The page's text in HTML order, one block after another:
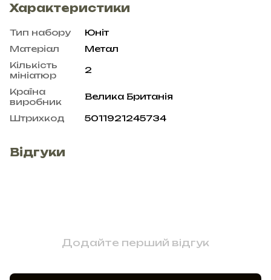
Характеристики
Тип набору
Юніт
Матеріал
Метал
Кількість
мініатюр
2
Країна
виробник
Велика Британія
Штрихкод 5011921245734
Відгуки
Додайте перший відгук